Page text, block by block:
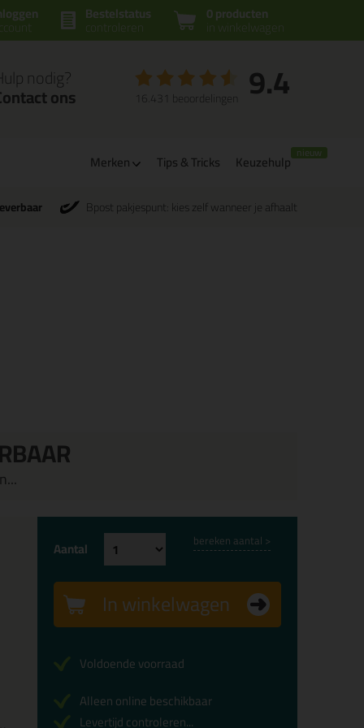
0 producten
in winkelwagen
Bestelstatus
controleren
nodig?
ons 9.4
16.431 beoordelingen
Merken Tips & Tricks Keuzehulp
Bpost pakjespunt: kies zelf wanneer je afhaalt
Aantal bereken aantal >
In winkelwagen
Voldoende voorraad
Alleen online beschikbaar
Levertijd controleren...